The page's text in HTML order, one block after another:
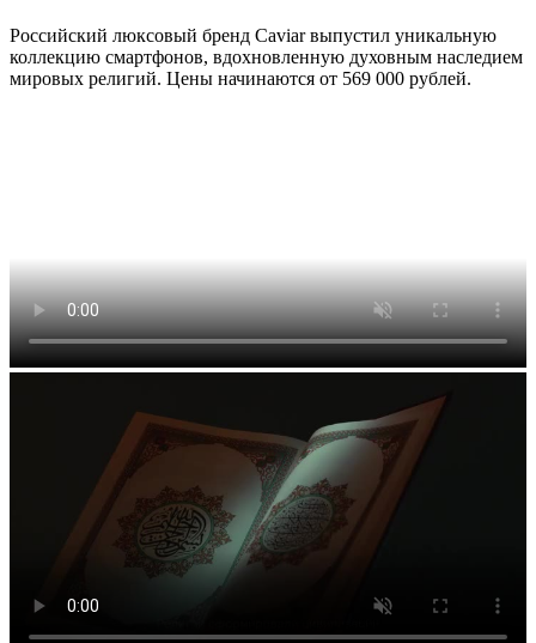
Российский люксовый бренд Caviar выпустил уникальную
коллекцию смартфонов, вдохновленную духовным наследием
мировых религий. Цены начинаются от 569 000 рублей.